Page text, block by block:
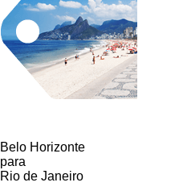
Belo Horizonte
para
Rio de Janeiro